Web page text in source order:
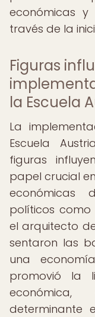
económicas
través de la
Figuras
la Escuela
La
Escuela
figuras
papel crucial
económicas
políticos como
el arquitecto
sentaron las
una
promovió la
determinante